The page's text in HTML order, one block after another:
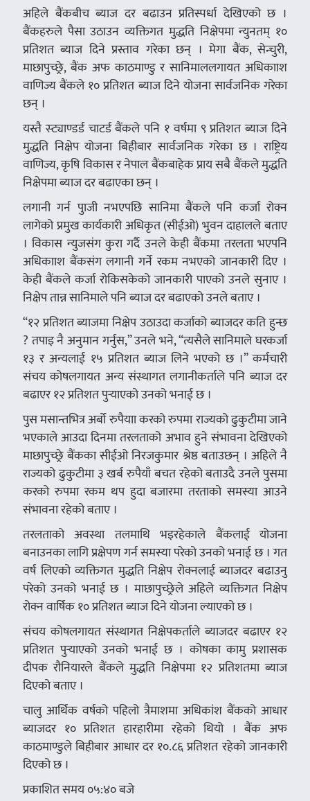
अहिले बैंकबीच ब्याज दर बढाउन प्रतिस्पर्धा देखिएको छ ।
बैंकहरुले पैसा उठाउन व्यक्तिगत मुद्धति निक्षेपमा न्युनतम् १०
प्रतिशत ब्याज दिने प्रस्ताव गरेका छन् । मेगा बैंक, सेन्चुरी,
माछापुच्छ्रे, बैंक अफ काठमाण्डु र सानिमाललगायत अधिकााश
वाणिज्य बैंकले १० प्रतिशत ब्याज दिने योजना सार्वजनिक गरेका
छन् ।
यस्तै स्ट्याण्डर्ड चाटर्ड बैंकले पनि १ वर्षमा ९ प्रतिशत ब्याज दिने
मुद्धति निक्षेप योजना बिहीबार सार्वजनिक गरेका छ । राष्ट्रिय
वाणिज्य, कृषि विकास र नेपाल बैंकबाहेक प्राय सबै बैंकले मुद्धति
निक्षेपमा ब्याज दर बढाएका छन् ।
लगानी गर्न पुाजी नभएपछि सानिमा बैंकले पनि कर्जा रोक्न
लागेको प्रमुख कार्यकारी अधिकृत (सीईओ) भुवन दाहालले बताए
। विकास न्युजसंग कुरा गर्दै उनले केही बैंकमा तरलता भएपनि
अधिकााश बैंकसंग लगानी गर्ने रकम नभएको जानकारी दिए ।
केही बैंकले कर्जा रोकिसकेको जानकारी पाएको उनले सुनाए ।
निक्षेप तान्न सानिमाले पनि ब्याज दर बढाएको उनले बताए ।
“१२ प्रतिशत ब्याजमा निक्षेप उठाउदा कर्जाको ब्याजदर कति हुन्छ
? तपाइ नै अनुमान गर्नुस,” उनले भने, “त्यसैले सानिमाले घरकर्जा
१३ र अन्यलाई १५ प्रतिशत ब्याज लिने भएको छ ।” कर्मचारी
संचय कोषलगायत अन्य संस्थागत लगानीकर्ताले पनि ब्याज दर
बढाएर १२ प्रतिशत पुऱ्याएको उनको भनाई छ ।
पुस मसान्तभित्र अर्बो रुपैयाा करको रुपमा राज्यको ढुकुटीमा जाने
भएकाले आउदा दिनमा तरलताको अभाव हुने संभावना देखिएको
माछापुच्छ्रे बैंकका सीईओ निरजकुमार श्रेष्ठ बताउछन् । अहिले नै
राज्यको ढुकुटीमा ३ खर्ब रुपैयाँ बचत रहेको बताउदै उनले पुसमा
करको रुपमा रकम थप हुदा बजारमा तरताको समस्या आउने
संभावना रहेको बताए ।
तरलताको अवस्था तलमाथि भइरहेकाले बैंकलाई योजना
बनाउनका लागि प्रक्षेपण गर्न समस्या परेको उनको भनाई छ । गत
वर्ष लिएको व्यक्तिगत मुद्धति निक्षेप रोक्नलाई ब्याजदर बढाउनु
परेको उनको भनाई छ । माछापुच्छ्रेले अहिले व्यक्तिगत निक्षेप
रोक्न वार्षिक १० प्रतिशत ब्याज दिने योजना ल्याएको छ ।
संचय कोषलगायत संस्थागत निक्षेपकर्ताले ब्याजदर बढाएर १२
प्रतिशत पुऱ्याएको उनको भनाई छ । कोषका कामु प्रशासक
दीपक रौनियारले बैंकले मुद्धति निक्षेपमा १२ प्रतिशतमा ब्याज
दिएको बताए ।
चालु आर्थिक वर्षको पहिलो त्रैमाशमा अधिकांश बैंकको आधार
ब्याजदर १० प्रतिशत हारहारीमा रहेको थियो । बैंक अफ
काठमाण्डुले बिहीबार आधार दर १०.८६ प्रतिशत रहेको जानकारी
दिएको छ ।
प्रकाशित समय ०५:४० बजे